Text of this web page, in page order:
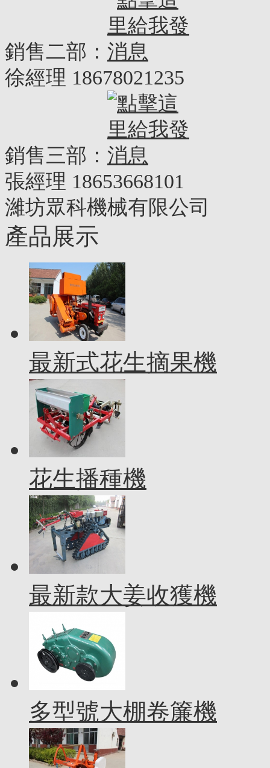
銷售二部：
徐經理 18678021235
銷售三部：
張經理 18653668101
濰坊眾科機械有限公司
產品展示
最新式花生摘果機
花生播種機
最新款大姜收獲機
多型號大棚卷簾機